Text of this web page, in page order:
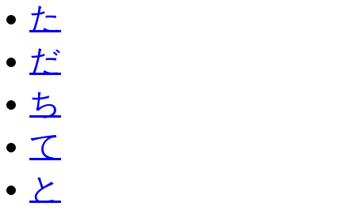
た
だ
ち
て
と